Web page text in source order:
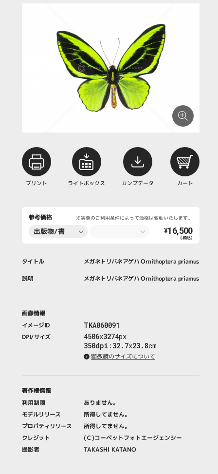
プリント ライトボックス カンプデータ カート
参考価格 ※実際のご利用条件によって価格は変動いたします。
出版物/書
¥16,500
（税込）
タイトル メガネトリバネアゲハ Ornithoptera priamus
説明 メガネトリバネアゲハ Ornithoptera priamus
画像情報
イメージID
TKA060091
DPI/サイズ 4506x3274px
350dpi : 32.7x23.8cm
顕微鏡のサイズについて
著作権情報
利用制限
ありません。
モデルリリース
所得してません。
プロパティリリース
所得してません。
クレジット
(Ｃ)コーベットフォトエージェンシー
撮影者
TAKASHI KATANO